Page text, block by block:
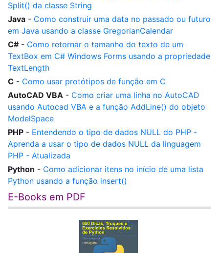
Split() da classe String
Java - Como construir uma data no passado ou futuro
em Java usando a classe GregorianCalendar
C# - Como retornar o tamanho do texto de um
TextBox em C# Windows Forms usando a propriedade
TextLength
C - Como usar protótipos de função em C
AutoCAD VBA - Como criar uma linha no AutoCAD
usando Autocad VBA e a função AddLine() do objeto
ModelSpace
PHP - Entendendo o tipo de dados NULL do PHP -
Aprenda a usar o tipo de dados NULL da linguagem
PHP - Atualizada
Python - Como adicionar itens no início de uma lista
Python usando a função insert()
E-Books em PDF